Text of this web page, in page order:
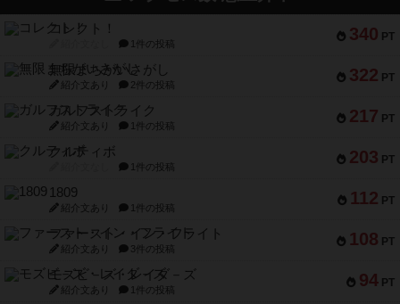
340 PT
コレクト！
1件の投稿
322 PT
無限まちがいさがし
紹介文あり 2件の投稿
217 PT
ガルフストライク
紹介文あり 1件の投稿
203 PT
クルティボ
1件の投稿
112 PT
1809
紹介文あり 1件の投稿
108 PT
ファースト・イン・フライト
紹介文あり 3件の投稿
94 PT
モズビ－ズ・レイダ－ズ
紹介文あり 1件の投稿